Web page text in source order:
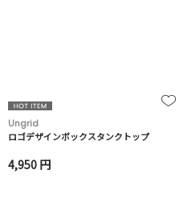
Ungrid
ロゴデザインボックスタンクトップ
4,950 円